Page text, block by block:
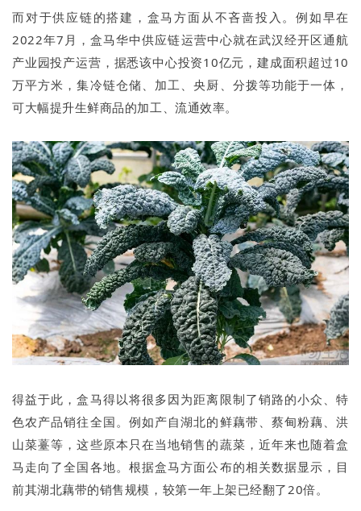
而对于供应链的搭建，盒马方面从不吝啬投入。例如早在
2022年7月，盒马华中供应链运营中心就在武汉经开区通航
产业园投产运营，据悉该中心投资10亿元，建成面积超过10
万平方米，集冷链仓储、加工、央厨、分拨等功能于一体，
可大幅提升生鲜商品的加工、流通效率。
得益于此，盒马得以将很多因为距离限制了销路的小众、特
色农产品销往全国。例如产自湖北的鲜藕带、蔡甸粉藕、洪
山菜薹等，这些原本只在当地销售的蔬菜，近年来也随着盒
马走向了全国各地。根据盒马方面公布的相关数据显示，目
前其湖北藕带的销售规模，较第一年上架已经翻了20倍。